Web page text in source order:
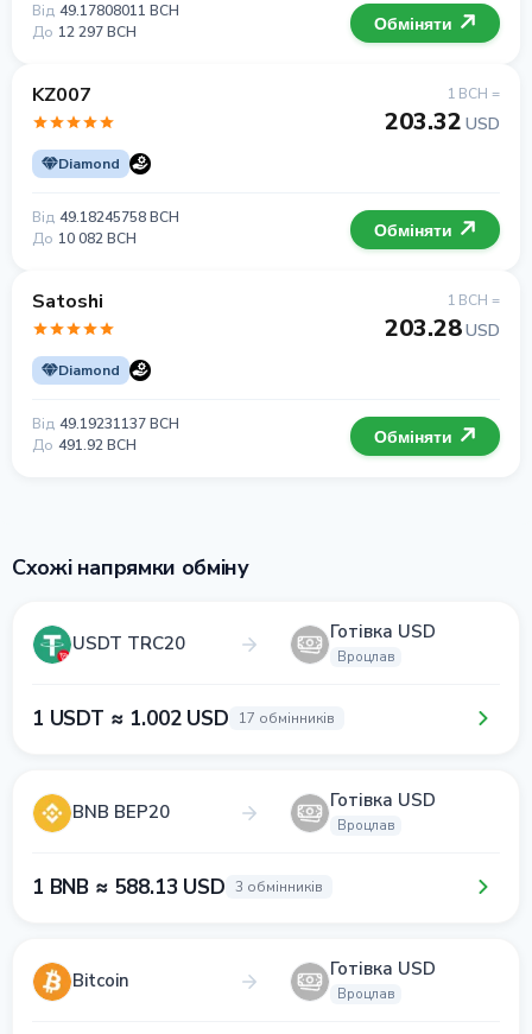
Від 49.17808011 BCH
До 12 297 BCH Обміняти
KZ007
Diamond
1 BCH =
203.32 USD
Від 49.18245758 BCH
До 10 082 BCH Обміняти
Satoshi
Diamond
1 BCH =
203.28USD
Від 49.19231137 BCH
До 491.92 BCH Обміняти
Схожі напрямки обміну
USDT TRC20 Готівка USD
Вроцлав
1 USDT ≈ 1.002 USD 17 обмінників
BNB BEP20 Готівка USD
Вроцлав
1 BNB ≈ 588.13 USD 3 обмінників
Bitcoin Готівка USD
Вроцлав